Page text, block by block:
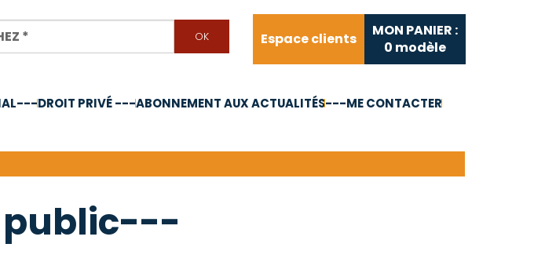
Espace clients
MON PANIER :
0 modèle
DROIT PRIVÉ ---ABONNEMENT AUX ACTUALITÉS---ME CONTACTER